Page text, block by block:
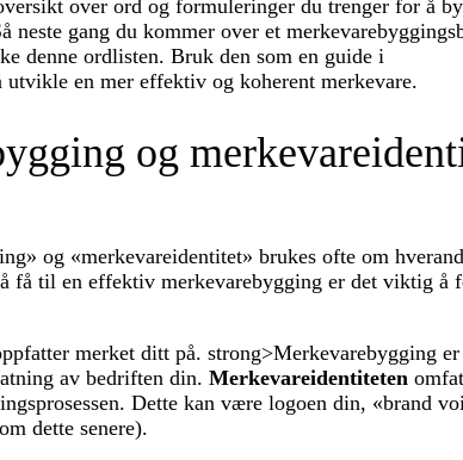
over ord og formuleringer du trenger for å
neste gang du kommer over et
denne ordlisten. Bruk den som en guide i
utvikle en mer effektiv og koherent merkevare.
og
og «merkevareidentitet» brukes ofte om
få til en effektiv merkevarebygging er det viktig å
merket ditt på. strong>Merkevarebygging er
av bedriften din.Merkevareidentiteten
Dette kan være logoen din, «brand
dette senere).